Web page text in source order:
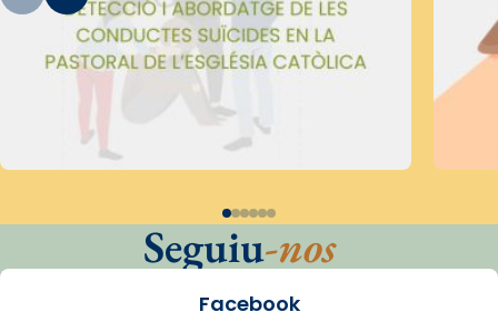
Seguiu-nos
Facebook